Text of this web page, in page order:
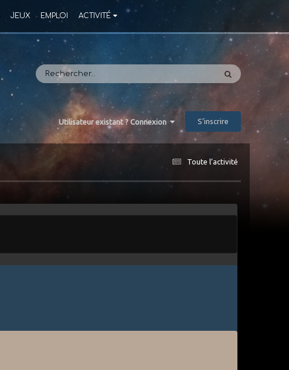
JEUX EMPLOI ACTIVITÉ
Utilisateur existant ? Connexion S’inscrire
Toute l’activité